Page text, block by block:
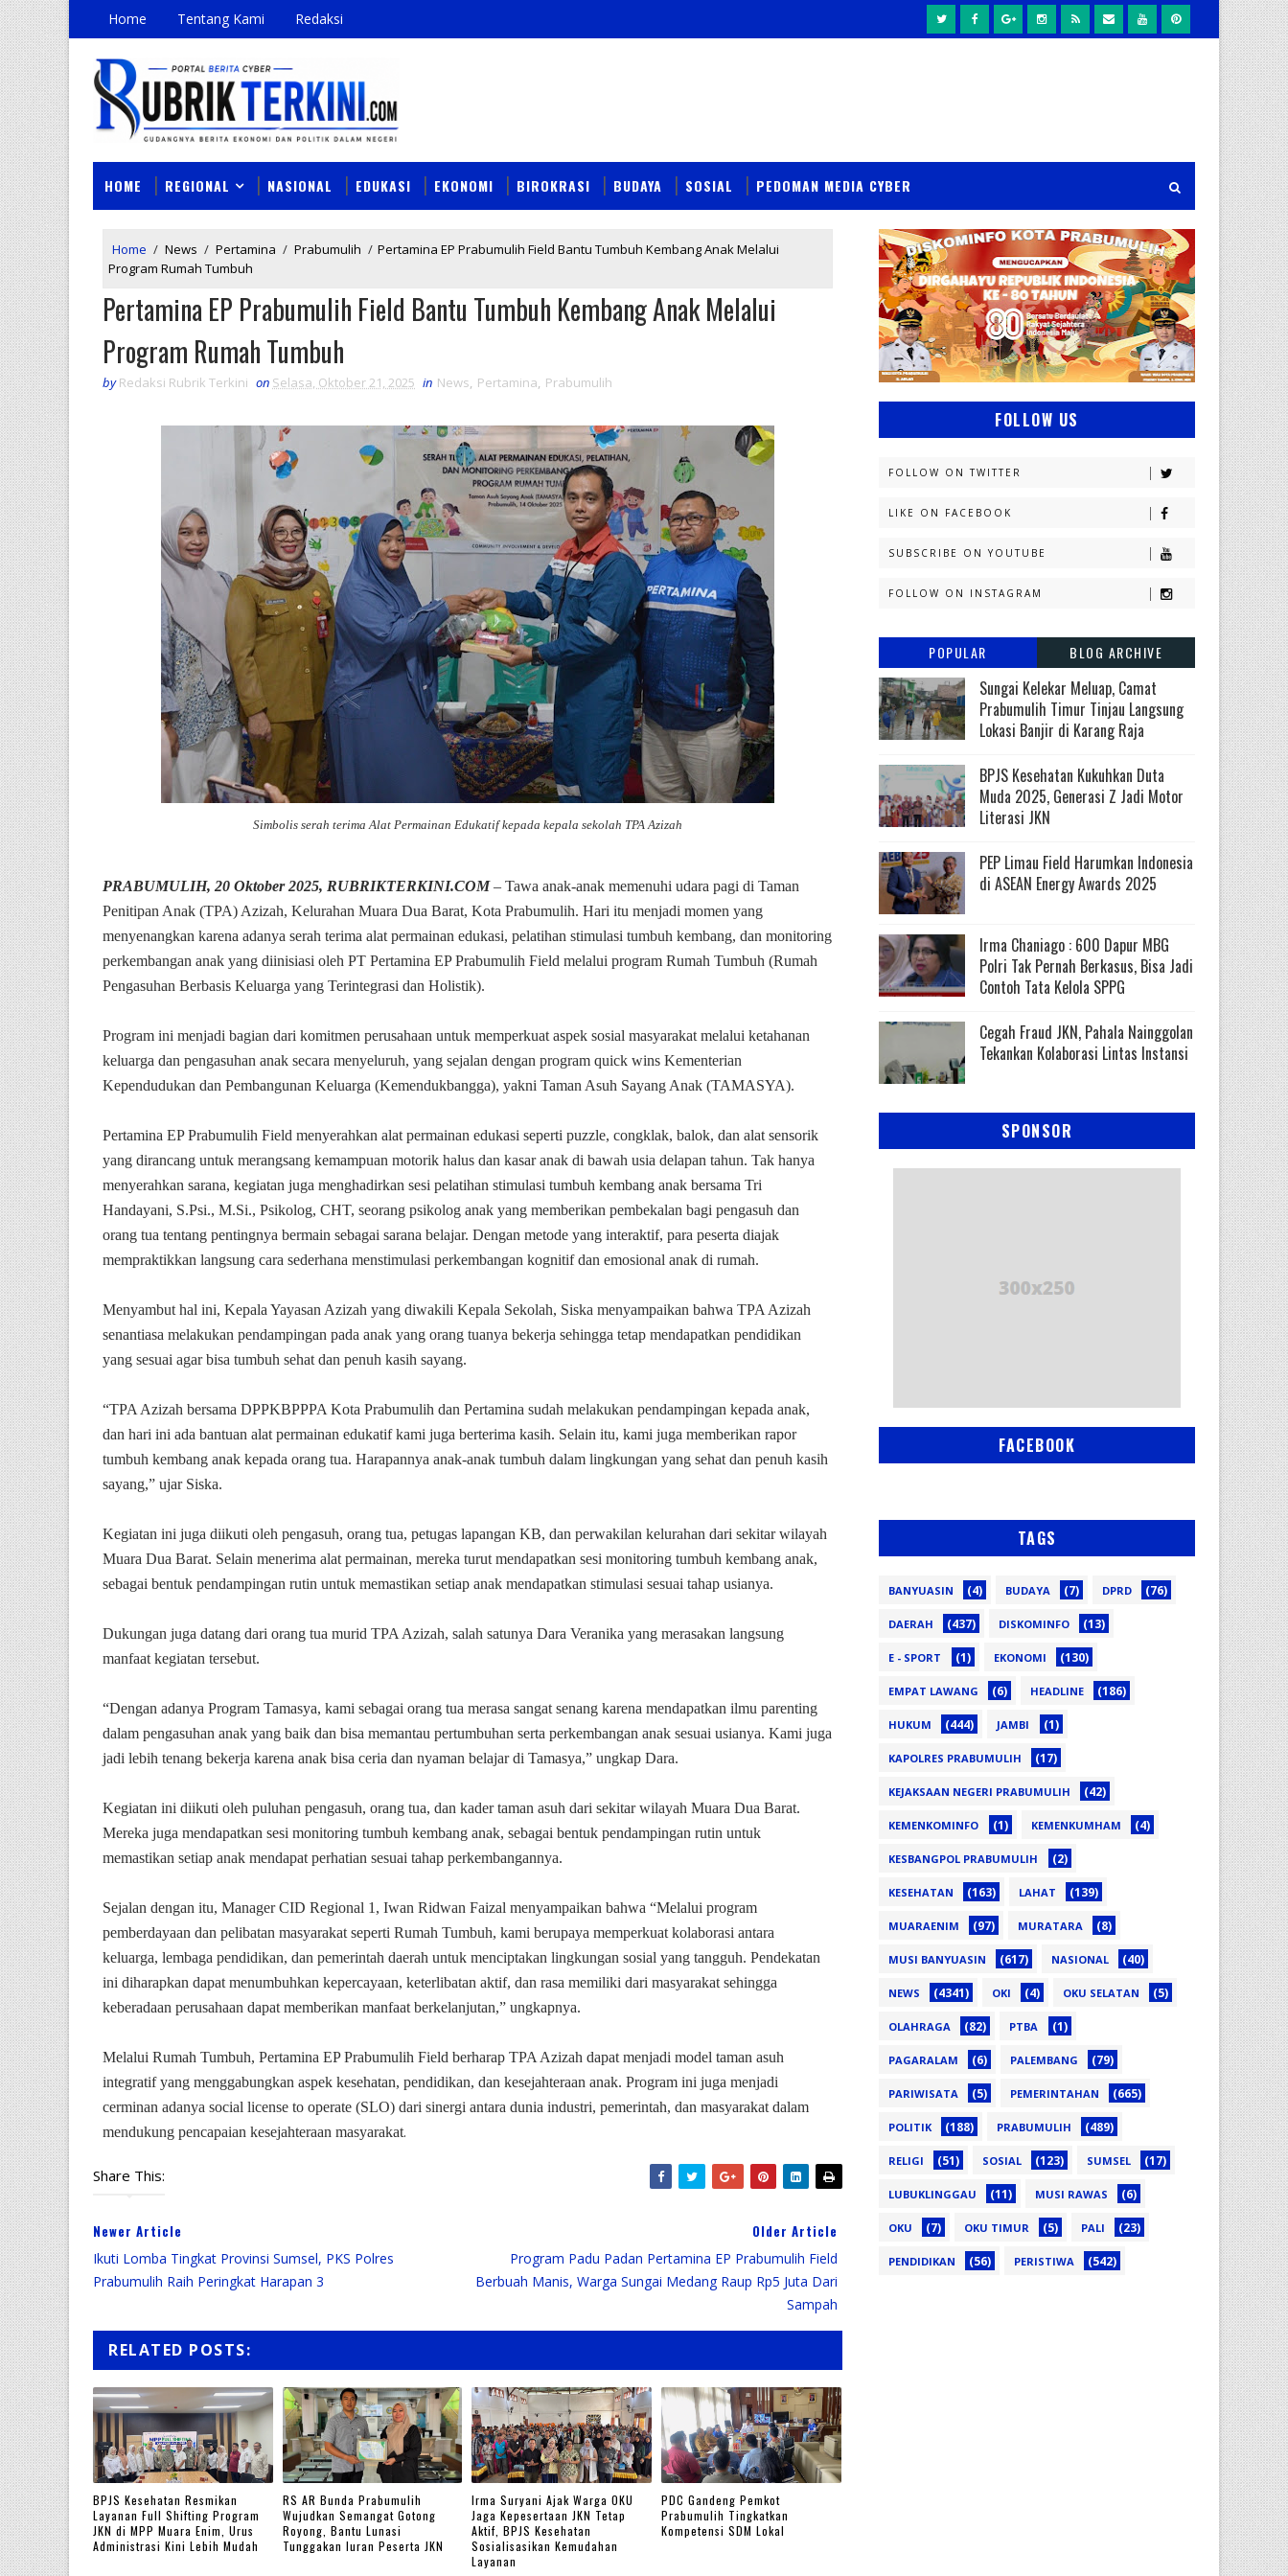
Home Tentang Kami Redaksi
HOME REGIONAL NASIONAL EDUKASI EKONOMI BIROKRASI BUDAYA SOSIAL PEDOMAN MEDIA CYBER
Home / News / Pertamina / Prabumulih / Pertamina EP Prabumulih Field Bantu Tumbuh Kembang Anak Melalui
Program Rumah Tumbuh
Pertamina EP Prabumulih Field Bantu Tumbuh Kembang Anak Melalui
Program Rumah Tumbuh
by Redaksi Rubrik Terkini on Selasa, Oktober 21, 2025 in News, Pertamina, Prabumulih
Simbolis serah terima Alat Permainan Edukatif kepada kepala sekolah TPA Azizah
PRABUMULIH, 20 Oktober 2025, RUBRIKTERKINI.COM– Tawa anak-anak memenuhi udara pagi di Taman
Penitipan Anak (TPA) Azizah, Kelurahan Muara Dua Barat, Kota Prabumulih. Hari itu menjadi momen yang
menyenangkan karena adanya serah terima alat permainan edukasi, pelatihan stimulasi tumbuh kembang, dan monitoring
perkembangan anak yang diinisiasi oleh PT Pertamina EP Prabumulih Field melalui program Rumah Tumbuh (Rumah
Pengasuhan Berbasis Keluarga yang Terintegrasi dan Holistik).
Program ini menjadi bagian dari komitmen perusahaan untuk memperkuat aspek sosial masyarakat melalui ketahanan
keluarga dan pengasuhan anak secara menyeluruh, yang sejalan dengan program quick wins Kementerian
Kependudukan dan Pembangunan Keluarga (Kemendukbangga), yakni Taman Asuh Sayang Anak (TAMASYA).
Pertamina EP Prabumulih Field menyerahkan alat permainan edukasi seperti puzzle, congklak, balok, dan alat sensorik
yang dirancang untuk merangsang kemampuan motorik halus dan kasar anak di bawah usia delapan tahun. Tak hanya
menyerahkan sarana, kegiatan juga menghadirkan sesi pelatihan stimulasi tumbuh kembang anak bersama Tri
Handayani, S.Psi., M.Si., Psikolog, CHT, seorang psikolog anak yang memberikan pembekalan bagi pengasuh dan
orang tua tentang pentingnya bermain sebagai sarana belajar. Dengan metode yang interaktif, para peserta diajak
mempraktikkan langsung cara sederhana menstimulasi perkembangan kognitif dan emosional anak di rumah.
Menyambut hal ini, Kepala Yayasan Azizah yang diwakili Kepala Sekolah, Siska menyampaikan bahwa TPA Azizah
senantiasa melakukan pendampingan pada anak yang orang tuanya bekerja sehingga tetap mendapatkan pendidikan
yang sesuai agar bisa tumbuh sehat dan penuh kasih sayang.
“TPA Azizah bersama DPPKBPPPA Kota Prabumulih dan Pertamina sudah melakukan pendampingan kepada anak,
dan hari ini ada bantuan alat permainan edukatif kami juga berterima kasih. Selain itu, kami juga memberikan rapor
tumbuh kembang anak kepada orang tua. Harapannya anak-anak tumbuh dalam lingkungan yang sehat dan penuh kasih
sayang,” ujar Siska.
Kegiatan ini juga diikuti oleh pengasuh, orang tua, petugas lapangan KB, dan perwakilan kelurahan dari sekitar wilayah
Muara Dua Barat. Selain menerima alat permainan, mereka turut mendapatkan sesi monitoring tumbuh kembang anak,
sebagai bentuk pendampingan rutin untuk memastikan setiap anak mendapatkan stimulasi sesuai tahap usianya.
Dukungan juga datang dari orang tua murid TPA Azizah, salah satunya Dara Veranika yang merasakan langsung
manfaat kegiatan tersebut.
“Dengan adanya Program Tamasya, kami sebagai orang tua merasa sangat senang karena mendapatkan ilmu parenting
dalam pengasuhan anak yang baik dan bisa memantau pertumbuhan serta perkembangan anak sesuai usianya. Kami juga
jadi lebih tenang bekerja karena anak bisa ceria dan nyaman belajar di Tamasya,” ungkap Dara.
Kegiatan ini diikuti oleh puluhan pengasuh, orang tua, dan kader taman asuh dari sekitar wilayah Muara Dua Barat.
Mereka juga mendapatkan sesi monitoring tumbuh kembang anak, sebagai bentuk pendampingan rutin untuk
memastikan setiap anak mendapat perhatian sesuai tahap perkembangannya.
Sejalan dengan itu, Manager CID Regional 1, Iwan Ridwan Faizal menyampaikan bahwa “Melalui program
pemberdayaan dan pelibatan masyarakat seperti Rumah Tumbuh, kami berupaya memperkuat kolaborasi antara
keluarga, lembaga pendidikan, dan pemerintah daerah untuk menciptakan lingkungan sosial yang tangguh. Pendekatan
ini diharapkan dapat menumbuhkan kepercayaan, keterlibatan aktif, dan rasa memiliki dari masyarakat sehingga
keberadaan perusahaan dapat memberikan manfaat berkelanjutan,” ungkapnya.
Melalui Rumah Tumbuh, Pertamina EP Prabumulih Field berharap TPA Azizah dapat menjadi model taman asuh
integratif yang menggabungkan aspek kesehatan, pendidikan, dan kesejahteraan anak. Program ini juga menjadi
cerminan adanya social license to operate (SLO) dari sinergi antara dunia industri, pemerintah, dan masyarakat dalam
mendukung pencapaian kesejahteraan masyarakat.
Share This:
Newer Article
Ikuti Lomba Tingkat Provinsi Sumsel, PKS Polres
Prabumulih Raih Peringkat Harapan 3
Older Article
Program Padu Padan Pertamina EP Prabumulih Field
Berbuah Manis, Warga Sungai Medang Raup Rp5 Juta Dari
Sampah
RELATED POSTS:
BPJS Kesehatan Resmikan
Layanan Full Shifting Program
JKN di MPP Muara Enim, Urus
Administrasi Kini Lebih Mudah
RS AR Bunda Prabumulih
Wujudkan Semangat Gotong
Royong, Bantu Lunasi
Tunggakan Iuran Peserta JKN
Irma Suryani Ajak Warga OKU
Jaga Kepesertaan JKN Tetap
Aktif, BPJS Kesehatan
Sosialisasikan Kemudahan
Layanan
PDC Gandeng Pemkot
Prabumulih Tingkatkan
Kompetensi SDM Lokal
FOLLOW US
FOLLOW ON TWITTER
LIKE ON FACEBOOK
SUBSCRIBE ON YOUTUBE
FOLLOW ON INSTAGRAM
POPULAR BLOG ARCHIVE
Sungai Kelekar Meluap, Camat
Prabumulih Timur Tinjau Langsung
Lokasi Banjir di Karang Raja
BPJS Kesehatan Kukuhkan Duta
Muda 2025, Generasi Z Jadi Motor
Literasi JKN
PEP Limau Field Harumkan Indonesia
di ASEAN Energy Awards 2025
Irma Chaniago : 600 Dapur MBG
Polri Tak Pernah Berkasus, Bisa Jadi
Contoh Tata Kelola SPPG
Cegah Fraud JKN, Pahala Nainggolan
Tekankan Kolaborasi Lintas Instansi
SPONSOR
FACEBOOK
TAGS
BANYUASIN (4) BUDAYA (7) DPRD (76)
DAERAH (437) DISKOMINFO (13)
E - SPORT (1) EKONOMI (130)
EMPAT LAWANG (6) HEADLINE (186)
HUKUM (444) JAMBI (1)
KAPOLRES PRABUMULIH (17)
KEJAKSAAN NEGERI PRABUMULIH (42)
KEMENKOMINFO (1) KEMENKUMHAM (4)
KESBANGPOL PRABUMULIH (2)
KESEHATAN (163) LAHAT (139)
MUARAENIM (97) MURATARA (8)
MUSI BANYUASIN (617) NASIONAL (40)
NEWS (4341) OKI (4) OKU SELATAN (5)
OLAHRAGA (82) PTBA (1)
PAGARALAM (6) PALEMBANG (79)
PARIWISATA (5) PEMERINTAHAN (665)
POLITIK (188) PRABUMULIH (489)
RELIGI (51) SOSIAL (123) SUMSEL (17)
LUBUKLINGGAU (11) MUSI RAWAS (6)
OKU (7) OKU TIMUR (5) PALI (23)
PENDIDIKAN (56) PERISTIWA (542)